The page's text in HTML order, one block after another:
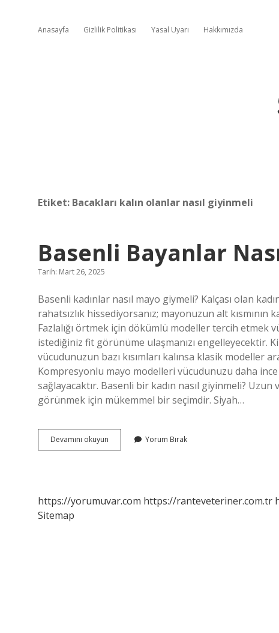
Anasayfa Gizlilik Politikası Yasal Uyarı Hakkımızda
Etiket: Bacakları kalın olanlar nasıl giyinmeli
Basenli Bayanlar
Tarih: Mart 26, 2025
Basenli kadınlar nasıl mayo giymeli? Kalçası olan
rahatsızlık hissediyorsanız; mayonuzun alt
Fazlalığı örtmek için dökümlü modeller tercih
istediğiniz fit görünüme ulaşmanızı engelleyecektir.
vücudunuzun bazı kısımları kalınsa klasik modeller
Kompresyonlu mayo modelleri vücudunuzu daha
sağlayacaktır. Basenli bir kadın nasıl giyinmeli?
görünmek için mükemmel bir seçimdir. Siyah…
Devamını okuyun
Bayanlar
Yorum Bırak
https://yorumuvar.com https://ranteveteriner.com.tr
Sitemap